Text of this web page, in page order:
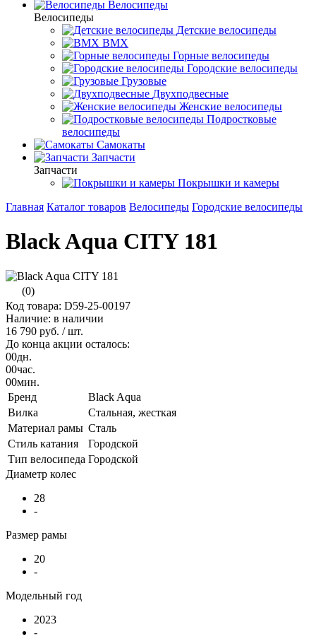
Велосипеды
Велосипеды
Детские велосипеды
BMX
Горные велосипеды
Городские велосипеды
Грузовые
Двухподвесные
Женские велосипеды
Подростковые
велосипеды
Самокаты
Запчасти
Запчасти
Покрышки и камеры
Главная Каталог товаров Велосипеды Городские велосипеды
Black Aqua CITY 181
(0)
Код товара: D59-25-00197
Наличие: в наличии
16 790 руб. / шт.
До конца акции осталось:
00дн.
00час.
00мин.
Бренд
Black Aqua
Вилка
Стальная, жесткая
Материал рамы Сталь
Стиль катания
Городской
Тип велосипеда Городской
Диаметр колес
28
-
Размер рамы
20
-
Модельный год
2023
-